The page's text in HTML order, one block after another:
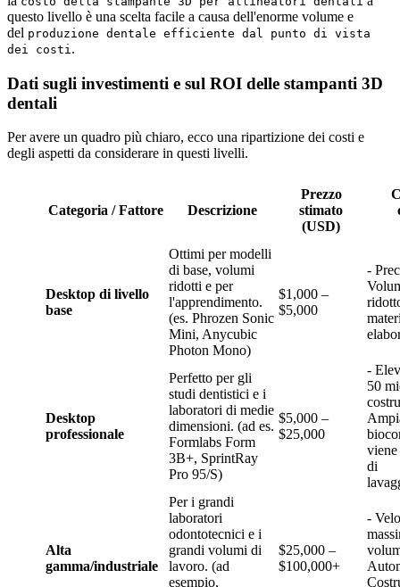
questo livello è una scelta facile a causa dell'enorme volume e
del produzione dentale efficiente dal punto di vista
dei costi.
Dati sugli investimenti e sul ROI delle stampanti 3D
dentali
Per avere un quadro più chiaro, ecco una ripartizione dei costi e
degli aspetti da considerare in questi livelli.
Categoria / Fattore Descrizione
Prezzo
stimato
(USD)
Desktop di livello
base
Ottimi per modelli
di base, volumi
ridotti e per
l'apprendimento.
(es. Phrozen Sonic
Mini, Anycubic
Photon Mono)
$1,000 –
$5,000
-
Desktop
professionale
Perfetto per gli
studi dentistici e i
laboratori di medie
dimensioni. (ad es.
Formlabs Form
3B+, SprintRay
Pro 95/S)
$5,000 –
$25,000
-
50
di
Alta
gamma/industriale
Per i grandi
laboratori
odontotecnici e i
grandi volumi di
lavoro. (ad
esempio,
$25,000 –
$100,000+
-